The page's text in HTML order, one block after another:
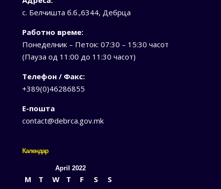
с. Белчишта б.б.,6344, Дебрца
Работно време:
Понеделник – Петок: 07:30 – 15:30 часот
(Пауза од 11:00 до 11:30 часот)
Телефон / Факс:
+389(0)46286855
Е-пошта
contact@debrca.gov.mk
Календар
April 2022
M T W T F S
S